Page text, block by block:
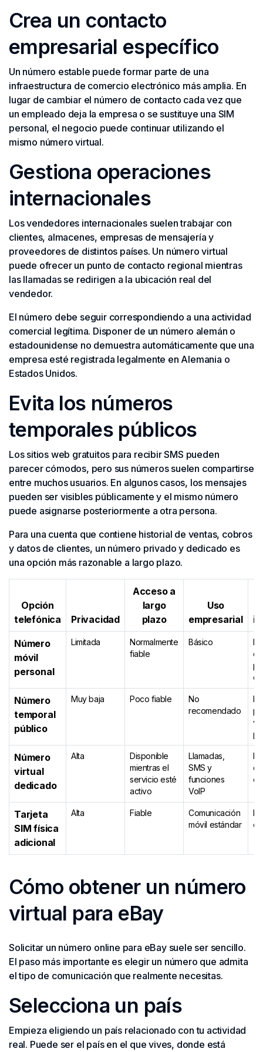
Crea un contacto
empresarial específico
Un número estable puede formar parte de una
infraestructura de comercio electrónico más amplia. En
lugar de cambiar el número de contacto cada vez que
un empleado deja la empresa o se sustituye una SIM
personal, el negocio puede continuar utilizando el
mismo número virtual.
Gestiona operaciones
internacionales
Los vendedores internacionales suelen trabajar con
clientes, almacenes, empresas de mensajería y
proveedores de distintos países. Un número virtual
puede ofrecer un punto de contacto regional mientras
las llamadas se redirigen a la ubicación real del
vendedor.
El número debe seguir correspondiendo a una actividad
comercial legítima. Disponer de un número alemán o
estadounidense no demuestra automáticamente que una
empresa esté registrada legalmente en Alemania o
Estados Unidos.
Evita los números
temporales públicos
Los sitios web gratuitos para recibir SMS pueden
parecer cómodos, pero sus números suelen compartirse
entre muchos usuarios. En algunos casos, los mensajes
pueden ser visibles públicamente y el mismo número
puede asignarse posteriormente a otra persona.
Para una cuenta que contiene historial de ventas, cobros
y datos de clientes, un número privado y dedicado es
una opción más razonable a largo plazo.
Opción
telefónica
Privacidad
Acceso a
largo
plazo
Uso
empresarial
Número
móvil
personal
Limitada
Normalmente
fiable
Básico
Número
temporal
público
Muy baja Poco fiable
No
recomendado
Número
virtual
dedicado
Alta
Disponible
mientras el
servicio esté
activo
Llamadas,
SMS y
funciones
VoIP
Tarjeta
SIM física
adicional
Alta Fiable
Comunicación
móvil estándar
o
Cómo obtener un número
virtual para eBay
Solicitar un número online para eBay suele ser sencillo.
El paso más importante es elegir un número que admita
el tipo de comunicación que realmente necesitas.
Selecciona un país
Empieza eligiendo un país relacionado con tu actividad
real. Puede ser el país en el que vives, donde está